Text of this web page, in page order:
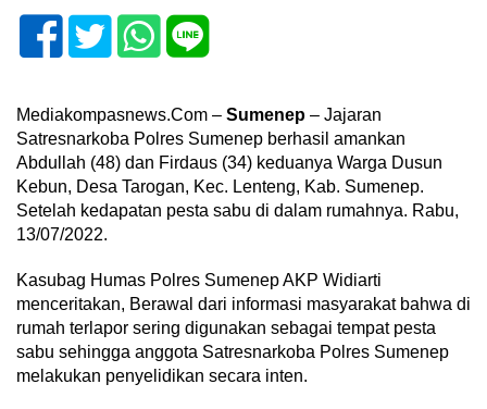
Mediakompasnews.Com – Sumenep – Jajaran
Satresnarkoba Polres Sumenep berhasil amankan
Abdullah (48) dan Firdaus (34) keduanya Warga Dusun
Kebun, Desa Tarogan, Kec. Lenteng, Kab. Sumenep.
Setelah kedapatan pesta sabu di dalam rumahnya. Rabu,
13/07/2022.
Kasubag Humas Polres Sumenep AKP Widiarti
menceritakan, Berawal dari informasi masyarakat bahwa di
rumah terlapor sering digunakan sebagai tempat pesta
sabu sehingga anggota Satresnarkoba Polres Sumenep
melakukan penyelidikan secara inten.